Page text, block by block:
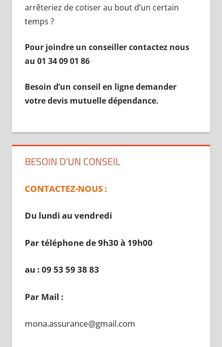
arrêteriez de cotiser au bout d’un certain
temps ?
Pour joindre un conseiller contactez nous
au 01 34 09 01 86
Besoin d’un conseil en ligne demander
votre devis mutuelle dépendance.
BESOIN D’UN CONSEIL
CONTACTEZ-NOUS :
Du lundi au vendredi
Par téléphone de 9h30 à 19h00
au : 09 53 59 38 83
Par Mail :
mona.assurance@gmail.com